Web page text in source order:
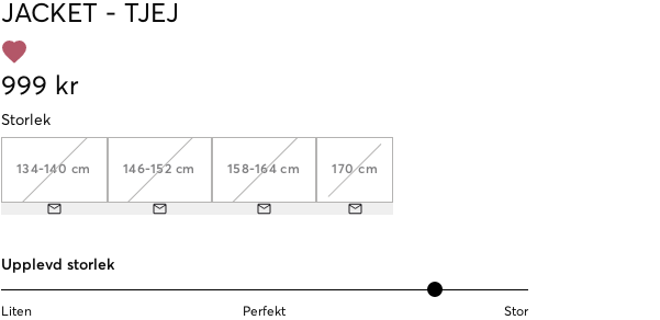
JACKET - TJEJ
999 kr
Storlek
134-140 cm 146-152 cm 158-164 cm 170 cm
Upplevd storlek
Liten Perfekt Stor